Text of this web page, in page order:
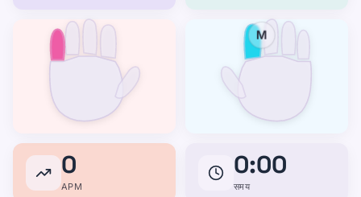
M
0
APM
0:00
समय